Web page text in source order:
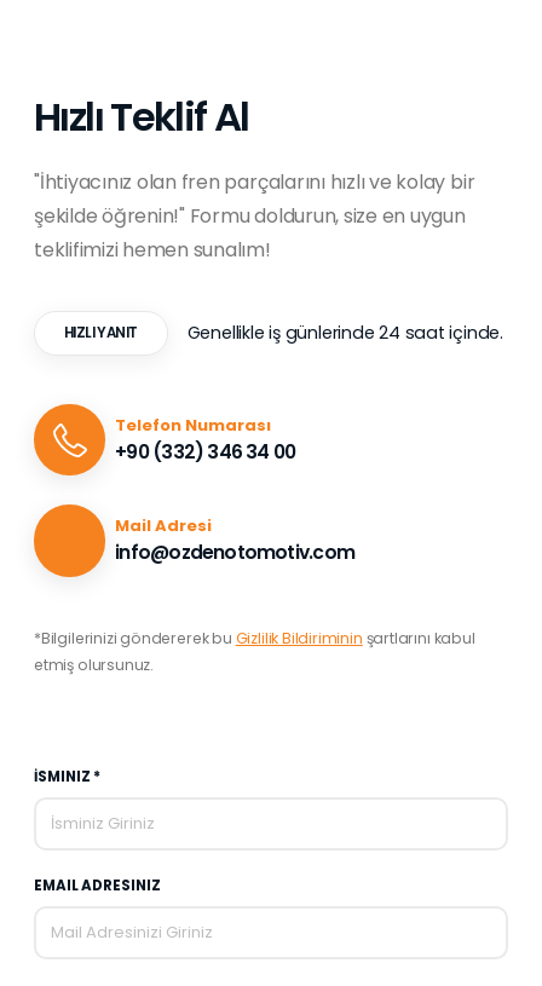
Hızlı Teklif Al
"İhtiyacınız olan fren parçalarını hızlı ve kolay bir
şekilde öğrenin!" Formu doldurun, size en uygun
teklifimizi hemen sunalım!
HIZLI YANIT Genellikle iş günlerinde 24 saat içinde.
Telefon Numarası
+90 (332) 346 34 00
Mail Adresi
info@ozdenotomotiv.com
*Bilgilerinizi göndererek bu Gizlilik Bildiriminin şartlarını kabul
etmiş olursunuz.
İSMINIZ *
EMAIL ADRESINIZ